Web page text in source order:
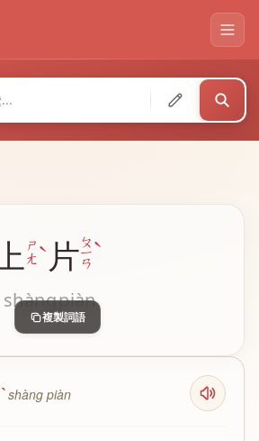
ㄕ
ㄤˋ
shàng
片ㄆ
ㄧ
ㄢ
ˋ
piàn
複製詞語
shàng piàn